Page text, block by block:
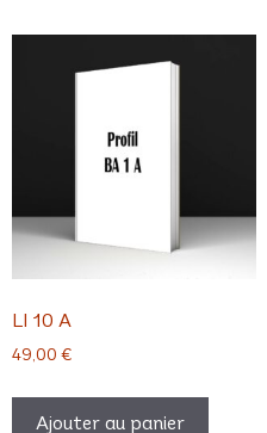
LI 10 A
49,00 €
Ajouter au panier